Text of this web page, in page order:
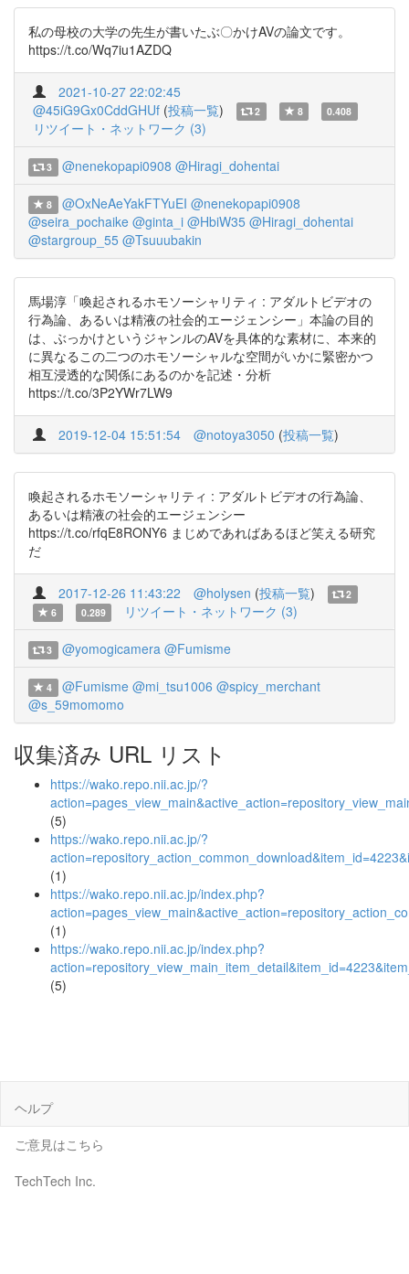
私の母校の大学の先生が書いたぶ〇かけAVの論文です。
https://t.co/Wq7iu1AZDQ
2021-10-27 22:02:45
@45iG9Gx0CddGHUf (投稿一覧) 2 8 0.408
リツイート・ネットワーク (3)
3 @nenekopapi0908 @Hiragi_dohentai
8 @OxNeAeYakFTYuEI @nenekopapi0908
@seira_pochaike @ginta_i @HbiW35 @Hiragi_dohentai
@stargroup_55 @Tsuuubakin
馬場淳「喚起されるホモソーシャリティ : アダルトビデオの
行為論、あるいは精液の社会的エージェンシー」本論の目的
は、ぶっかけというジャンルのAVを具体的な素材に、本来的
に異なるこの二つのホモソーシャルな空間がいかに緊密かつ
相互浸透的な関係にあるのかを記述・分析
https://t.co/3P2YWr7LW9
2019-12-04 15:51:54 @notoya3050 (投稿一覧)
喚起されるホモソーシャリティ : アダルトビデオの行為論、
あるいは精液の社会的エージェンシー
https://t.co/rfqE8RONY6 まじめであればあるほど笑える研究
だ
2017-12-26 11:43:22 @holysen (投稿一覧)
2
6
0.289 リツイート・ネットワーク (3)
3 @yomogicamera @Fumisme
4 @Fumisme @mi_tsu1006 @spicy_merchant
@s_59momomo
収集済み URL リスト
https://wako.repo.nii.ac.jp/?
(5)
https://wako.repo.nii.ac.jp/?
(1)
https://wako.repo.nii.ac.jp/index.php?
(1)
https://wako.repo.nii.ac.jp/index.php?
(5)
ヘルプ
ご意見はこちら
TechTech Inc.